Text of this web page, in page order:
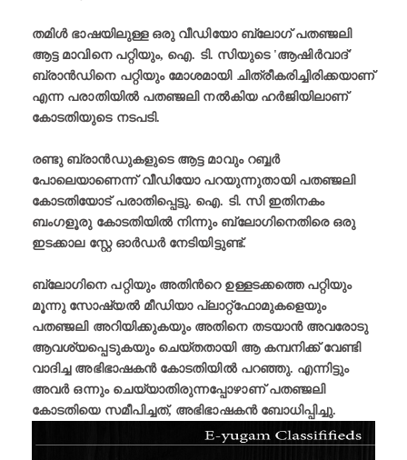
തമിൾ ഭാഷയിലുള്ള ഒരു വീഡിയോ ബ്ലോഗ് പതഞ്ജലി
ആട്ട മാവിനെ പറ്റിയും, ഐ. ടി. സിയുടെ 'ആഷിർവാദ്'
ബ്രാൻഡിനെ പറ്റിയും മോശമായി ചിത്രീകരിച്ചിരിക്കയാണ്
എന്ന പരാതിയിൽ പതഞ്ജലി നൽകിയ ഹർജിയിലാണ്
കോടതിയുടെ നടപടി.
രണ്ടു ബ്രാൻഡുകളുടെ ആട്ട മാവും റബ്ബര്‍
പോലെയാണെന്ന് വീഡിയോ പറയുന്നുതായി പതഞ്ജലി
കോടതിയോട് പരാതിപ്പെട്ടു. ഐ. ടി. സി ഇതിനകം
ബംഗളൂരു കോടതിയിൽ നിന്നും ബ്ലോഗിനെതിരെ ഒരു
ഇടക്കാല സ്റ്റേ ഓർഡർ നേടിയിട്ടുണ്ട്.
ബ്ലോഗിനെ പറ്റിയും അതിന്‍റെ ഉള്ളടക്കത്തെ പറ്റിയും
മൂന്നു സോഷ്യൽ മീഡിയാ പ്ലാറ്റ്ഫോമുകളെയും
പതഞ്ജലി അറിയിക്കുകയും അതിനെ തടയാൻ അവരോടു
ആവശ്യപ്പെടുകയും ചെയ്തതായി ആ കമ്പനിക്ക് വേണ്ടി
വാദിച്ച അഭിഭാഷകൻ കോടതിയിൽ പറഞ്ഞു. എന്നിട്ടും
അവർ ഒന്നും ചെയ്യാതിരുന്നപ്പോഴാണ് പതഞ്ജലി
കോടതിയെ സമീപിച്ചത്, അഭിഭാഷകൻ ബോധിപ്പിച്ചു.